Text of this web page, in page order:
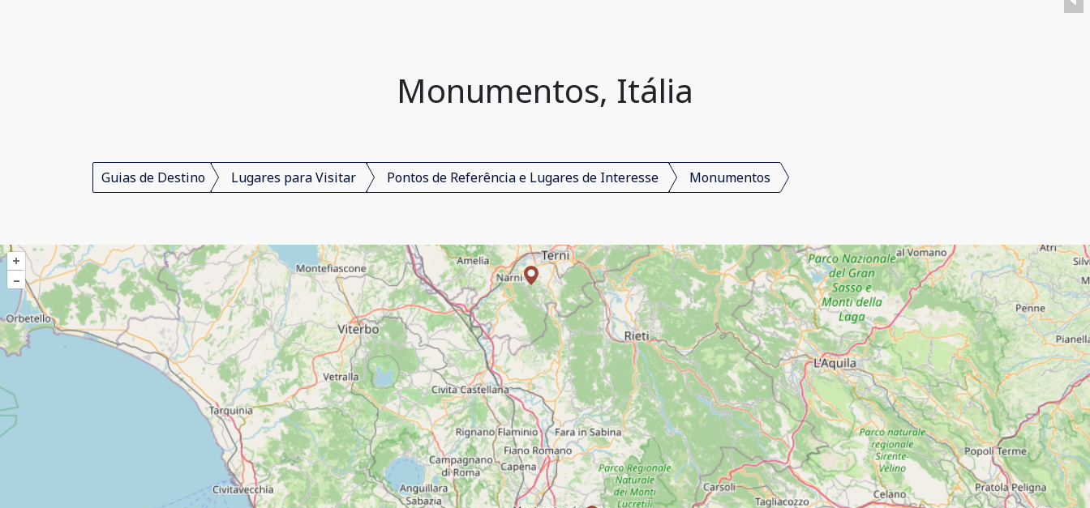
Monumentos, Itália
Guias de Destino Lugares para Visitar Pontos de Referência e Lugares de Interesse Monumentos
+
–